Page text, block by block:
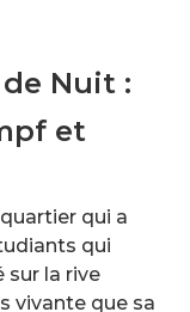
Nuit :
et
qui a
qui
sur la rive
vivante que sa